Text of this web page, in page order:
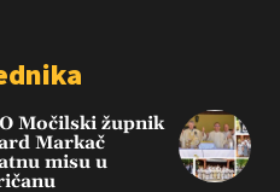
Močilski župnik
Markač
misu u